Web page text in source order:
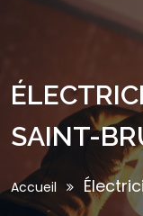
SAINT-
Accueil